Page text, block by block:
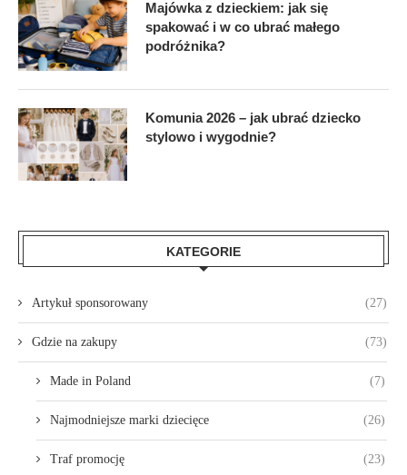
Majówka z dzieckiem: jak się
spakować i w co ubrać małego
podróżnika?
Komunia 2026 – jak ubrać dziecko
stylowo i wygodnie?
KATEGORIE
Artykuł sponsorowany (27)
Gdzie na zakupy (73)
Made in Poland (7)
Najmodniejsze marki dziecięce (26)
Traf promocję (23)